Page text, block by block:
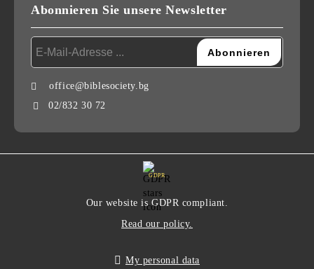
Abonnieren Sie unsere Newsletter
office@biblesociety.bg
02/832 30 72
GDPR
Our website is GDPR compliant.
Read our policy.
My personal data